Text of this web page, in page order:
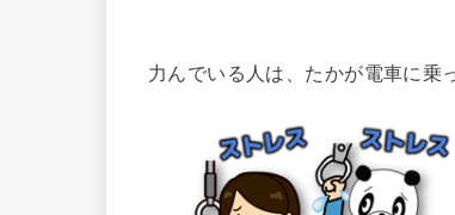
力んでいる人は、たかが電車に乗